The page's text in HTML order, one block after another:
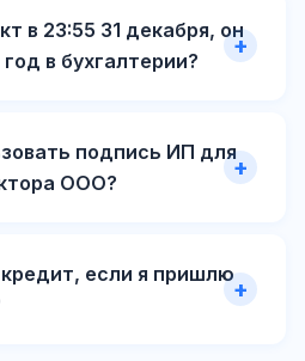
в 23:55 31 декабря, он
в бухгалтерии?
подпись ИП для
ООО?
если я пришлю